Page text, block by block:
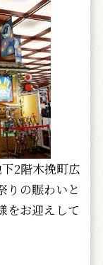
2階木挽町広
りの賑わいと
をお迎えして